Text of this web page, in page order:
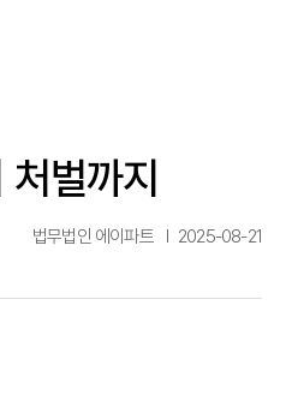
벌까지
법무법인 에이파트 2025-08-21